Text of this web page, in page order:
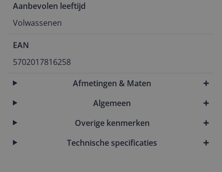
Aanbevolen leeftijd
Volwassenen
EAN
5702017816258
Afmetingen & Maten
Algemeen
Overige kenmerken
Technische specificaties